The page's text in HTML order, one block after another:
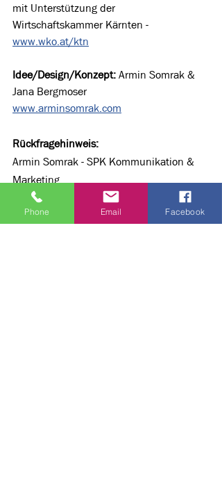
mit Unterstützung der
Wirtschaftskammer Kärnten -
www.wko.at/ktn
Idee/Design/Konzept: Armin Somrak &
Jana Bergmoser
www.arminsomrak.com
Rückfragehinweis:
Armin Somrak - SPK Kommunikation &
Marketing
E-Mail:
mail@arminsomrak.com
Tel/Mobil: +43 (0) 676/7156263
Phone Email Facebook